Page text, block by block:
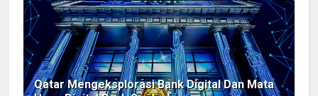
Qatar Mengeksplorasi Bank Digital Dan Mata